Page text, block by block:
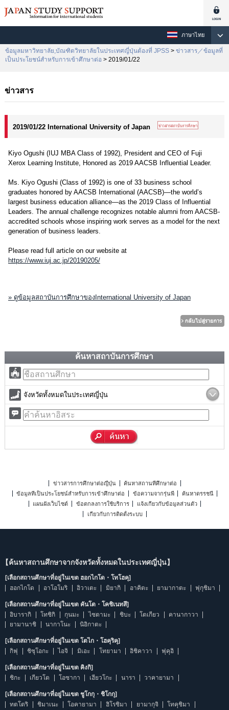
ภาษาไทย
ข้อมูลมหาวิทยาลัย,บัณฑิตวิทยาลัยในประเทศญี่ปุ่นต้องที่ JPSS > ข่าวสาร／ข้อมูลที่
เป็นประโยชน์สำหรับการเข้าศึกษาต่อ > 2019/01/22
ข่าวสาร
2019/01/22 International University of Japan
Kiyo Ogushi (IUJ MBA Class of 1992), President and CEO of Fuji
Xerox Learning Institute, Honored as 2019 AACSB Influential Leader.
Ms. Kiyo Ogushi (Class of 1992) is one of 33 business school
graduates honored by AACSB International (AACSB)—the world’s
largest business education alliance—as the 2019 Class of Influential
Leaders. The annual challenge recognizes notable alumni from AACSB-
accredited schools whose inspiring work serves as a model for the next
generation of business leaders.
Please read full article on our website at
https://www.iuj.ac.jp/20190205/
» ดูข้อมูลสถาบันการศึกษาของInternational University of Japan
ค้นหาสถาบันการศึกษา
จังหวัดทั้งหมดในประเทศญี่ปุ่น
ข่าวสารการศึกษาต่อญี่ปุ่น
ค้นหาสถานที่ศึกษาต่อ
ข้อมูลที่เป็นประโยชน์สำหรับการเข้าศึกษาต่อ
ข้อความจากรุ่นพี่
ค้นหาดรรชนี
แผนผังเว็บไซต์
ข้อตกลงการใช้บริการ
แจ้งเกี่ยวกับข้อมูลส่วนตัว
เกี่ยวกับการติดตั้งระบบ
【ค้นหาสถานศึกษาจากจังหวัดทั้งหมดในประเทศญี่ปุ่น】
[เลือกสถานศึกษาที่อยู่ในเขต ฮอกไกโด・โทโฮคุ]
ฮอกไกโด
อาโอโมริ อิวาเตะ มิยากิ อาคิตะ ยามากาตะ ฟุกุชิมา
[เลือกสถานศึกษาที่อยู่ในเขต คันโต・โคชิเนทสึ]
อิบารากิ
โทชิกิ กุนมะ ไซตามะ ชิบะ โตเกียว
คานากาวา
ยามานาชิ
นากาโนะ นิอิกาตะ
[เลือกสถานศึกษาที่อยู่ในเขต โตไก・โฮคุริคุ]
กิฟุ
ชิซุโอกะ ไอจิ มิเอะ โทยามา อิชิคาวา ฟุคุอิ
[เลือกสถานศึกษาที่อยู่ในเขต คิงกิ]
ชิกะ
เกียวโต โอซากา เฮียวโกะ นารา วาคายามา
[เลือกสถานศึกษาที่อยู่ในเขต ชูโกกุ・ชิโกกุ]
ทตโตริ
ชิมาเนะ โอคายามา ฮิโรชิมา ยามากุจิ
โทคุชิมา